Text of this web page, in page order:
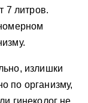
7 литров.
излишки
по организму,
гинеколог не